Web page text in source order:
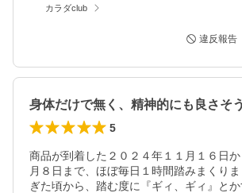
カラダclub
違反報告
5
商品が到着した２０２４年１１月１６日
月８日まで、ほぼ毎日１時間踏みまくり
ぎた頃から、踏む度に『ギィ、ギィ』と